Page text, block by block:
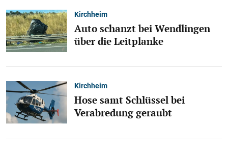
Kirchheim
Auto schanzt bei Wendlingen
über die Leitplanke
Kirchheim
Hose samt Schlüssel bei
Verabredung geraubt